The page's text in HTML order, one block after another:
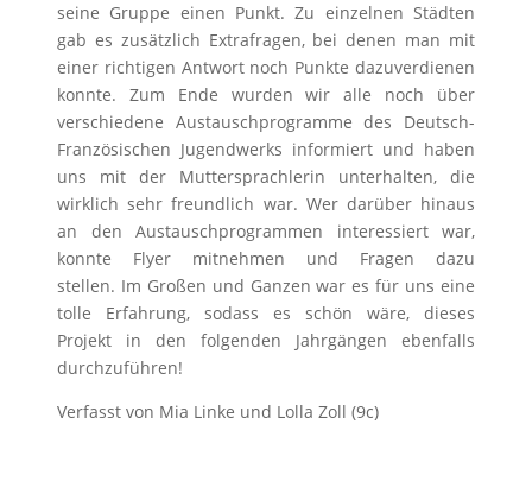
seine Gruppe einen Punkt. Zu einzelnen Städten
gab es zusätzlich Extrafragen, bei denen man mit
einer richtigen Antwort noch Punkte dazuverdienen
konnte. Zum Ende wurden wir alle noch über
verschiedene Austauschprogramme des Deutsch-
Französischen Jugendwerks informiert und haben
uns mit der Muttersprachlerin unterhalten, die
wirklich sehr freundlich war. Wer darüber hinaus
an den Austauschprogrammen interessiert war,
konnte Flyer mitnehmen und Fragen dazu
stellen. Im Großen und Ganzen war es für uns eine
tolle Erfahrung, sodass es schön wäre, dieses
Projekt in den folgenden Jahrgängen ebenfalls
durchzuführen!
Verfasst von Mia Linke und Lolla Zoll (9c)